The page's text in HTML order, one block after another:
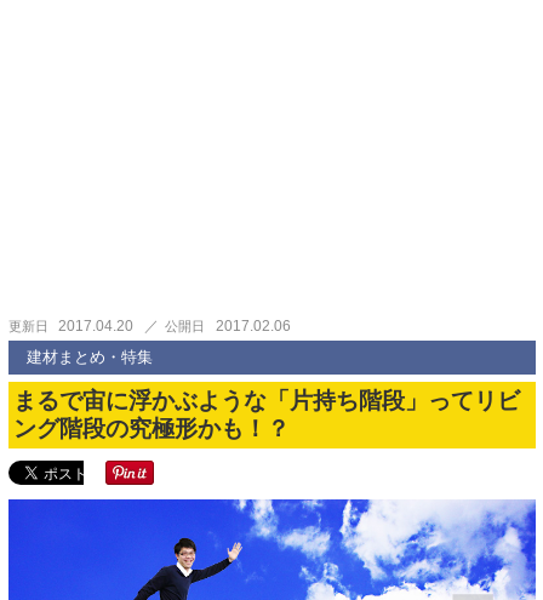
更新日 2017.04.20 公開日 2017.02.06
建材まとめ・特集
まるで宙に浮かぶような「片持ち階段」ってリビ
ング階段の究極形かも！？